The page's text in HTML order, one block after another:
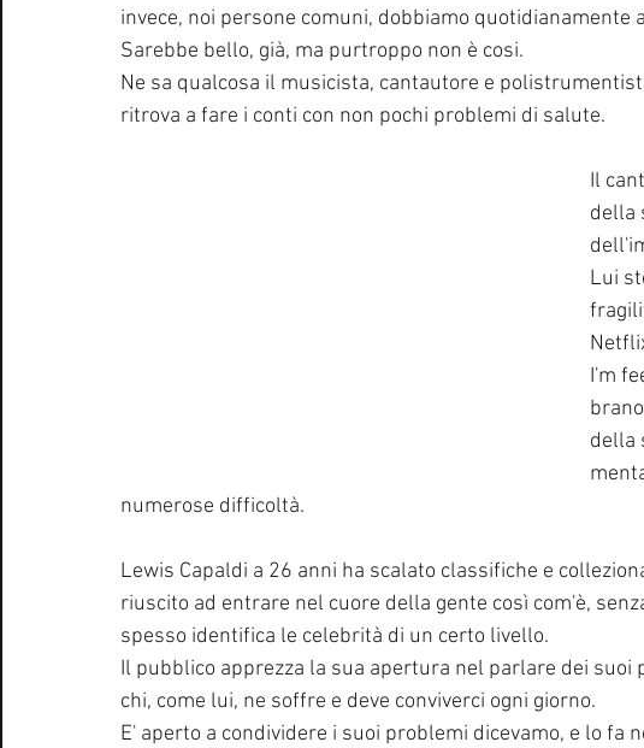
Notizie Musica Consigli
invece, noi persone comuni, dobbiamo quotidianamente
Sarebbe bello, già, ma purtroppo non è cosi.
Ne sa qualcosa il musicista, cantautore e
ritrova a fare i conti con non pochi problemi di salute.
Il
della
Lui
I'm
della
numerose difficoltà.
Lewis Capaldi a 26 anni ha scalato classifiche e
riuscito ad entrare nel cuore della gente così com'è,
spesso identifica le celebrità di un certo livello.
Il pubblico apprezza la sua apertura nel parlare dei
chi, come lui, ne soffre e deve conviverci ogni giorno.
E' aperto a condividere i suoi problemi dicevamo, e lo fa